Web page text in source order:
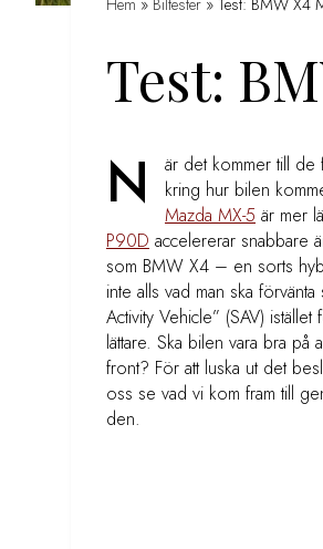
Hem » Biltester » Test: BMW X4
Test:
N
är det kommer till de
kring hur bilen
Mazda MX-5 är mer
P90D accelererar snabbare
som BMW X4 – en sorts
inte alls vad man ska
Activity Vehicle” (SAV)
lättare. Ska bilen vara bra på
front? För att luska ut det
oss se vad vi kom fram till
den.